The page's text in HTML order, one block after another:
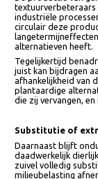
Ook de mate van
Veel kant-en-klare
ultrabewerkte
gezondheid niet
uitstoot of het
De productie van
industriële
circulair deze
Tegelijkertijd
juist kan bijdragen
afhankelijkheid
plantaardige
die zij vervangen,